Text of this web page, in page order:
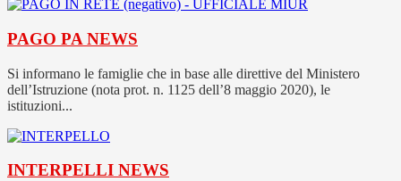
PAGO PA NEWS
Si informano le famiglie che in base alle direttive del Ministero
dell’Istruzione (nota prot. n. 1125 dell’8 maggio 2020), le
istituzioni...
INTERPELLI NEWS